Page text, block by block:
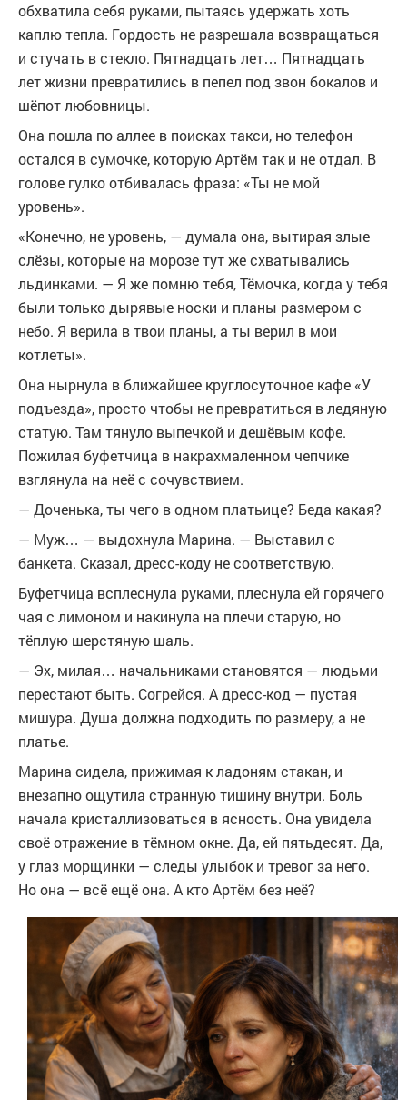
обхватила себя руками, пытаясь удержать хоть
каплю тепла. Гордость не разрешала возвращаться
и стучать в стекло. Пятнадцать лет… Пятнадцать
лет жизни превратились в пепел под звон бокалов и
шёпот любовницы.
Она пошла по аллее в поисках такси, но телефон
остался в сумочке, которую Артём так и не отдал. В
голове гулко отбивалась фраза: «Ты не мой
уровень».
«Конечно, не уровень, — думала она, вытирая злые
слёзы, которые на морозе тут же схватывались
льдинками. — Я же помню тебя, Тёмочка, когда у тебя
были только дырявые носки и планы размером с
небо. Я верила в твои планы, а ты верил в мои
котлеты».
Она нырнула в ближайшее круглосуточное кафе «У
подъезда», просто чтобы не превратиться в ледяную
статую. Там тянуло выпечкой и дешёвым кофе.
Пожилая буфетчица в накрахмаленном чепчике
взглянула на неё с сочувствием.
— Доченька, ты чего в одном платьице? Беда какая?
— Муж… — выдохнула Марина. — Выставил с
банкета. Сказал, дресс-коду не соответствую.
Буфетчица всплеснула руками, плеснула ей горячего
чая с лимоном и накинула на плечи старую, но
тёплую шерстяную шаль.
— Эх, милая… начальниками становятся — людьми
перестают быть. Согрейся. А дресс-код — пустая
мишура. Душа должна подходить по размеру, а не
платье.
Марина сидела, прижимая к ладоням стакан, и
внезапно ощутила странную тишину внутри. Боль
начала кристаллизоваться в ясность. Она увидела
своё отражение в тёмном окне. Да, ей пятьдесят. Да,
у глаз морщинки — следы улыбок и тревог за него.
Но она — всё ещё она. А кто Артём без неё?